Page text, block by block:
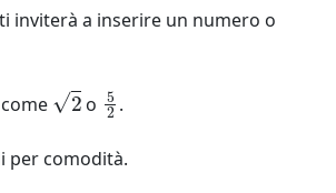
inviterà a inserire un numero o
o
5
.
per comodità.